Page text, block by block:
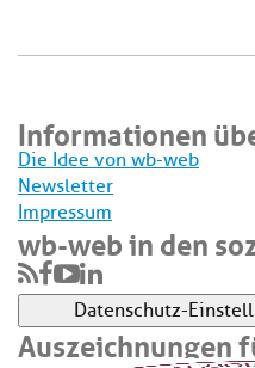
Informationen
Die Idee von wb-web
Newsletter
Impressum
wb-web in den
Datenschutz-
Auszeichnungen